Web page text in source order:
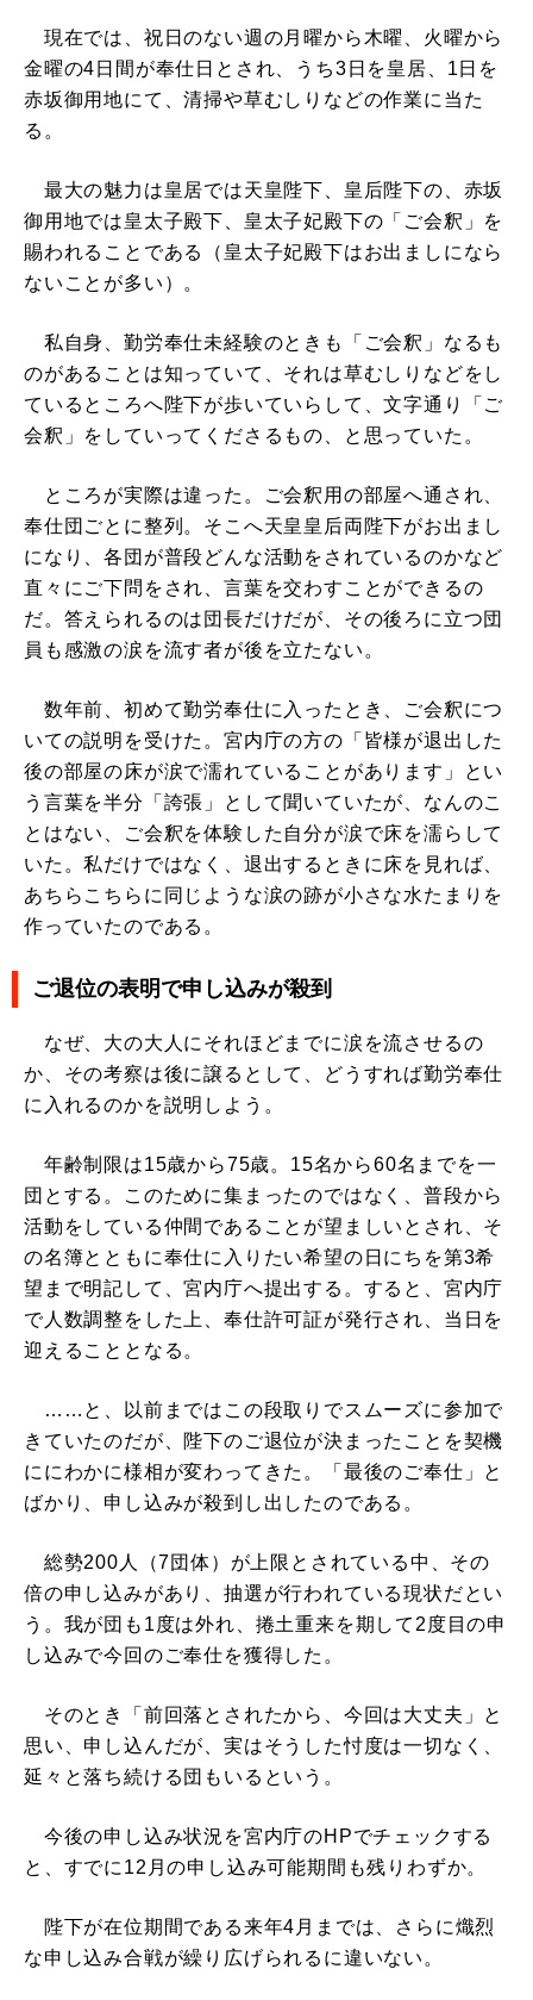
現在では、祝日のない週の月曜から木曜、火曜から
金曜の4日間が奉仕日とされ、うち3日を皇居、1日を
赤坂御用地にて、清掃や草むしりなどの作業に当た
る。
最大の魅力は皇居では天皇陛下、皇后陛下の、赤坂
御用地では皇太子殿下、皇太子妃殿下の「ご会釈」を
賜われることである（皇太子妃殿下はお出ましになら
ないことが多い）。
私自身、勤労奉仕未経験のときも「ご会釈」なるも
のがあることは知っていて、それは草むしりなどをし
ているところへ陛下が歩いていらして、文字通り「ご
会釈」をしていってくださるもの、と思っていた。
ところが実際は違った。ご会釈用の部屋へ通され、
奉仕団ごとに整列。そこへ天皇皇后両陛下がお出まし
になり、各団が普段どんな活動をされているのかなど
直々にご下問をされ、言葉を交わすことができるの
だ。答えられるのは団長だけだが、その後ろに立つ団
員も感激の涙を流す者が後を立たない。
数年前、初めて勤労奉仕に入ったとき、ご会釈につ
いての説明を受けた。宮内庁の方の「皆様が退出した
後の部屋の床が涙で濡れていることがあります」とい
う言葉を半分「誇張」として聞いていたが、なんのこ
とはない、ご会釈を体験した自分が涙で床を濡らして
いた。私だけではなく、退出するときに床を見れば、
あちらこちらに同じような涙の跡が小さな水たまりを
作っていたのである。
ご退位の表明で申し込みが殺到
なぜ、大の大人にそれほどまでに涙を流させるの
か、その考察は後に譲るとして、どうすれば勤労奉仕
に入れるのかを説明しよう。
年齢制限は15歳から75歳。15名から60名までを一
団とする。このために集まったのではなく、普段から
活動をしている仲間であることが望ましいとされ、そ
の名簿とともに奉仕に入りたい希望の日にちを第3希
望まで明記して、宮内庁へ提出する。すると、宮内庁
で人数調整をした上、奉仕許可証が発行され、当日を
迎えることとなる。
……と、以前まではこの段取りでスムーズに参加で
きていたのだが、陛下のご退位が決まったことを契機
ににわかに様相が変わってきた。「最後のご奉仕」と
ばかり、申し込みが殺到し出したのである。
総勢200人（7団体）が上限とされている中、その
倍の申し込みがあり、抽選が行われている現状だとい
う。我が団も1度は外れ、捲土重来を期して2度目の申
し込みで今回のご奉仕を獲得した。
そのとき「前回落とされたから、今回は大丈夫」と
思い、申し込んだが、実はそうした忖度は一切なく、
延々と落ち続ける団もいるという。
今後の申し込み状況を宮内庁のHPでチェックする
と、すでに12月の申し込み可能期間も残りわずか。
陛下が在位期間である来年4月までは、さらに熾烈
な申し込み合戦が繰り広げられるに違いない。